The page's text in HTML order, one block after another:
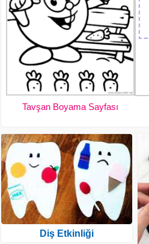
Tavşan Boyama Sayfası
Diş Etkinliği